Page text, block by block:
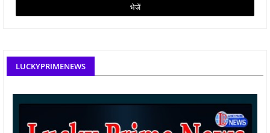
LUCKYPRIMENEWS